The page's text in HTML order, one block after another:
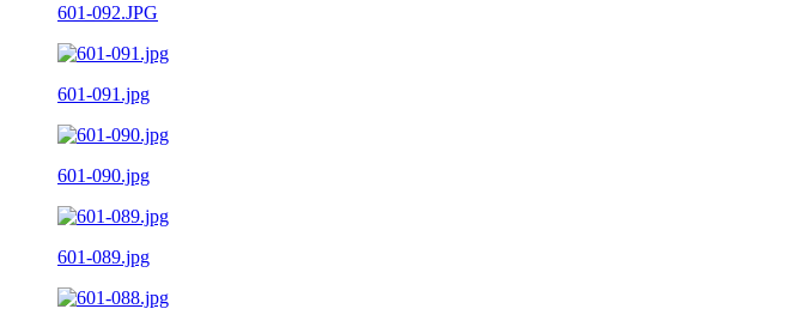
601-092.JPG
601-091.jpg
601-090.jpg
601-089.jpg